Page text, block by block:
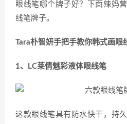
眼线笔哪个牌子好？下面辣妈
线笔牌子。
Tara朴智妍手把手教你韩式画眼
1、LC莱倩魅彩液体眼线笔
这款眼线笔具有防水快干，持